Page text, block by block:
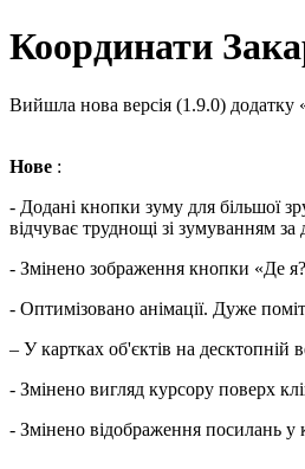
Координати
Вийшла нова версія (1.9.0) додатку
Нове :
- Додані кнопки зуму для більшої
відчуває труднощі зі зумуванням
- Змінено зображення кнопки «Де
- Оптимізовано анімації. Дуже
– У картках об'єктів на десктопній
- Змінено вигляд курсору поверх
- Змінено відображення посилань у